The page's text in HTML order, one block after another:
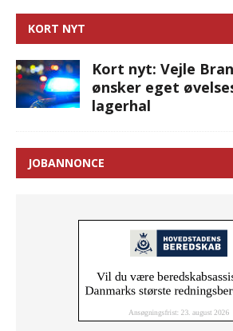
KORT NYT
Kort nyt: Vejle
ønsker eget
lagerhal
JOBANNONCE